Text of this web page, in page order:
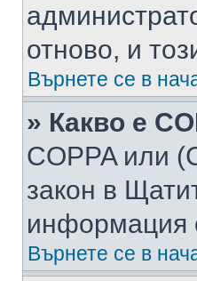
отново, и
Върнете се в
» Какво е
COPPA или
закон в
информация
Върнете се в